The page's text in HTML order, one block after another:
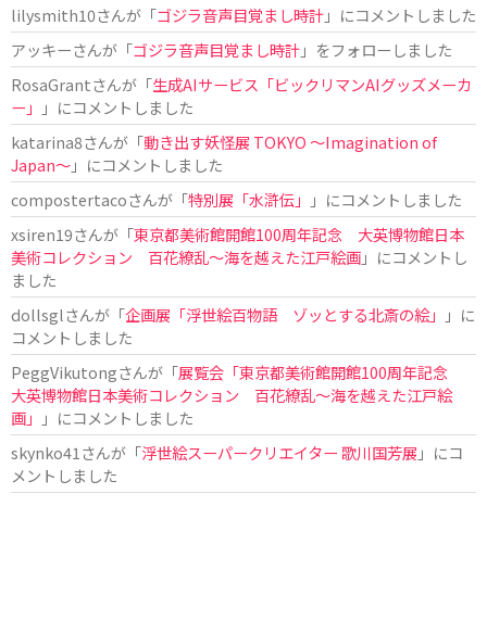
lilysmith10さんが「ゴジラ音声目覚まし時計」にコメントしました
アッキーさんが「ゴジラ音声目覚まし時計」をフォローしました
RosaGrantさんが「生成AIサービス「ビックリマンAIグッズメーカ
ー」
」にコメントしました
katarina8さんが「動き出す妖怪展 TOKYO 〜Imagination of
Japan〜」にコメントしました
compostertacoさんが「特別展「水滸伝」
」にコメントしました
xsiren19さんが「東京都美術館開館100周年記念 大英博物館日本
美術コレクション 百花繚乱～海を越えた江戸絵画」にコメントし
ました
dollsglさんが「企画展「浮世絵百物語 ゾッとする北斎の絵」
」に
コメントしました
PeggVikutongさんが「展覧会「東京都美術館開館100周年記念
大英博物館日本美術コレクション 百花繚乱〜海を越えた江戸絵
画」
」にコメントしました
skynko41 さんが「浮世絵スーパークリエイター 歌川国芳展 」にコ
メントしました